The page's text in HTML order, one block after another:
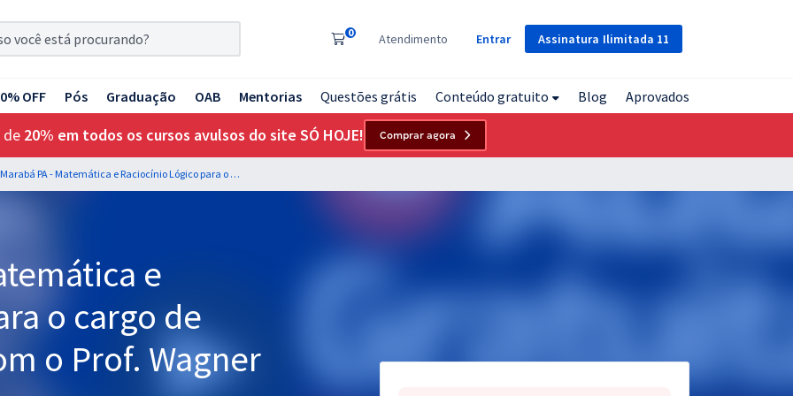
Assinatura Ilimitada 11
0 Atendimento Entrar
OFF Pós Graduação OAB Mentorias Questões grátis Conteúdo gratuito Blog Aprovados
de 20% em todos os cursos avulsos do site SÓ HOJE! Comprar agora
GCM Marabá PA - Matemática e Raciocínio Lógico para o cargo de Guarda Municipal com o Prof. Wagner Aguiar (Pós-Edital)
e
o cargo de
o Prof. Wagner